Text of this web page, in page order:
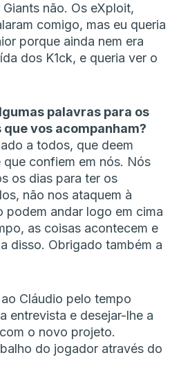
não. Os eXploit,
comigo, mas eu queria
porque ainda nem era
dos K1ck, e queria ver o
palavras para os
vos acompanham?
a todos, que deem
confiem em nós. Nós
os dias para ter os
não nos ataquem à
podem andar logo em cima
as coisas acontecem e
disso. Obrigado também a
Cláudio pelo tempo
entrevista e desejar-lhe a
o novo projeto.
do jogador através do